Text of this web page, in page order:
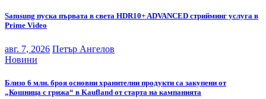
Samsung пуска първата в света HDR10+ ADVANCED стрийминг услуга в
Prime Video
авг. 7, 2026 Петър Ангелов
Новини
Близо 6 млн. броя основни хранителни продукти са закупени от
„Кошница с грижа“ в Kaufland от старта на кампанията